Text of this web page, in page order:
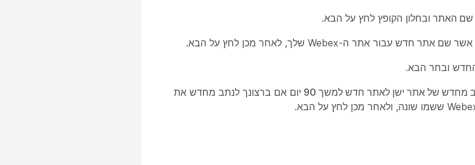
שם האתר ובחלון הקופץ לחץ על הבא.
אשר שם אתר חדש עבור אתר ה-Webex שלך, לאחר מכן לחץ על הבא.
הבא.
מחדש של אתר ישן לאתר חדש למשך 90 יום
אם ברצונך לנתב מחדש את
הבא.